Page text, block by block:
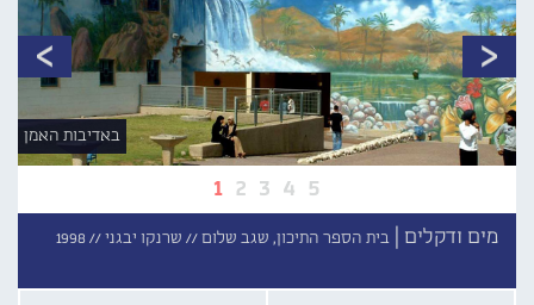
1 2 3 4 5
באדיבות האמן
מים ודקלים | בית הספר התיכון, שגב שלום // שרנקו יבגני // 1998